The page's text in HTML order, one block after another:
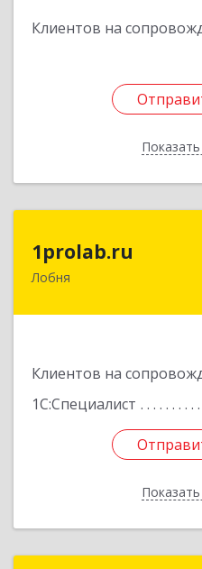
Клиентов на
1prolab.ru
Лобня
Клиентов на
1С:Специалист
141865,